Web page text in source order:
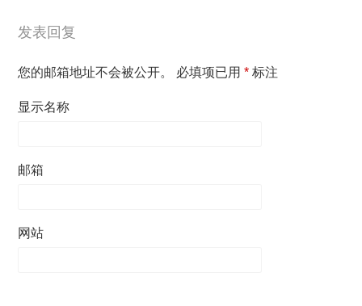
发表回复
您的邮箱地址不会被公开。 必填项已用* 标注
显示名称
邮箱
网站